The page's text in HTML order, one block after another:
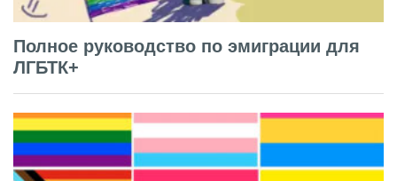
Полное руководство по эмиграции для
ЛГБТК+